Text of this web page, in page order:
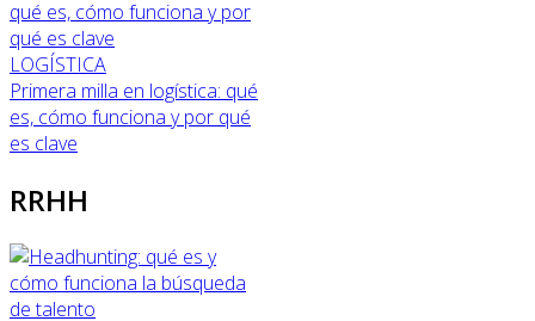
LOGÍSTICA
Primera milla en logística: qué
es, cómo funciona y por qué
es clave
RRHH